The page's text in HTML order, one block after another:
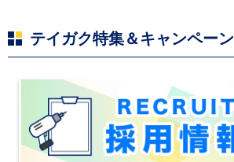
テイガク特集＆キャンペーン